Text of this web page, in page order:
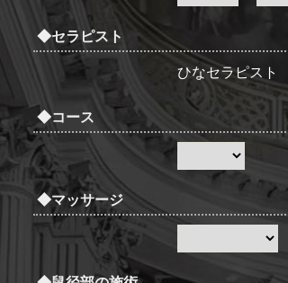
◆セラピスト
ひなセラピスト
◆コース
◆マッサージ